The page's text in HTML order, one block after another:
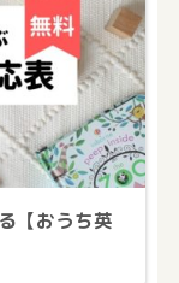
【おうち英